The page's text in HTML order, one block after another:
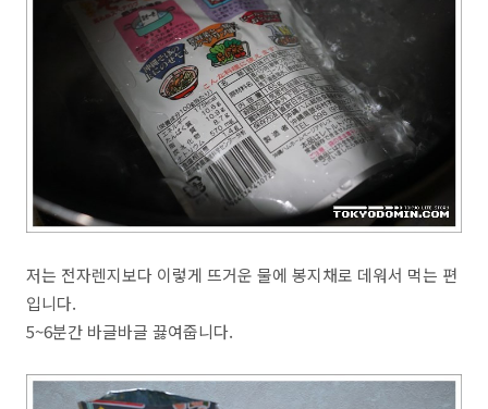
저는 전자렌지보다 이렇게 뜨거운 물에 봉지채로 데워서 먹는 편
입니다.
5~6분간 바글바글 끓여줍니다.